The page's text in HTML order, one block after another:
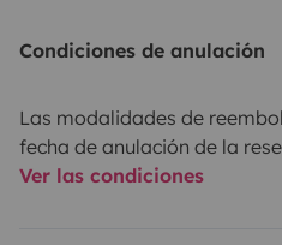
Condiciones de anulación
Las modalidades de
fecha de anulación de la
Ver las condiciones